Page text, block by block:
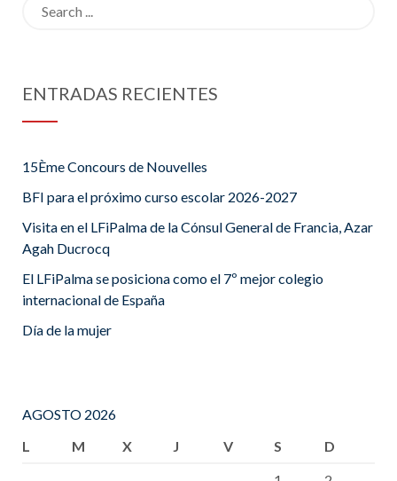
ENTRADAS RECIENTES
15Ème Concours de Nouvelles
BFI para el próximo curso escolar 2026-2027
Visita en el LFiPalma de la Cónsul General de Francia, Azar
Agah Ducrocq
El LFiPalma se posiciona como el 7º mejor colegio
internacional de España
Día de la mujer
AGOSTO 2026
L
M X J V S
D